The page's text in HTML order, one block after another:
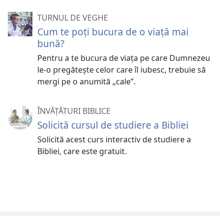
TURNUL DE VEGHE
Cum te poți bucura de o viață mai
bună?
Pentru a te bucura de viața pe care Dumnezeu
le-o pregătește celor care îl iubesc, trebuie să
mergi pe o anumită „cale”.
ÎNVĂȚĂTURI BIBLICE
Solicită cursul de studiere a Bibliei
Solicită acest curs interactiv de studiere a
Bibliei, care este gratuit.